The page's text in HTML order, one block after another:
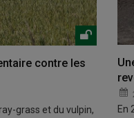
contre les
grass et du vulpin,
En